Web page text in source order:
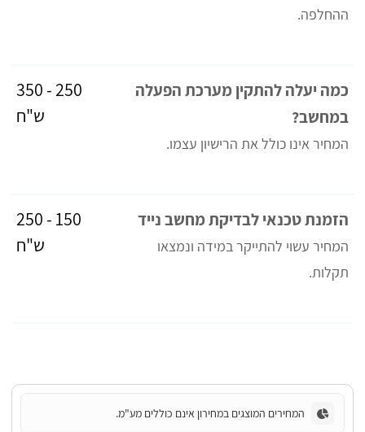
ההחלפה.
כמה יעלה להתקין מערכת הפעלה
במחשב?
המחיר אינו כולל את הרישיון עצמו.
250 - 350
ש"ח
הזמנת טכנאי לבדיקת מחשב נייד
המחיר עשוי להתייקר במידה ונמצאו
תקלות.
150 - 250
ש"ח
המחירים המוצגים במחירון אינם כוללים מע"מ.